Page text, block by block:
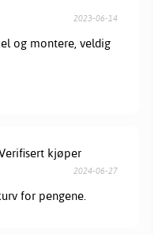
2023-06-14
og montere, veldig
kjøper
2024-06-27
for pengene.